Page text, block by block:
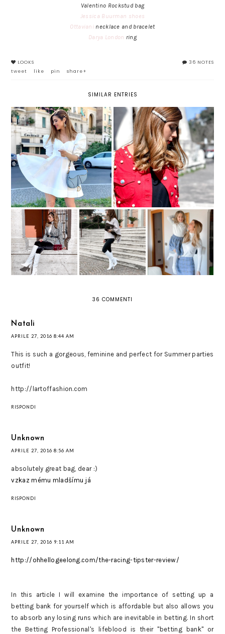
Valentino Rockstud bag
Jessica Buurman shoes
Ottaviani necklace and bracelet
Darya London ring
36 NOTES
LOOKS
tweet
like pin share+
SIMILAR ENTRIES
TREND ALERT: LE MANICHE A
PALLONCINO TORNANO A
FARCI SOGNARE CON IL LORO
VOLUME
FERMAGLI PER CAPELLI:
SPOPOLA IL TREND DELLE HAIR
CLIP
STIVALI BIANCHI:
TUTTO QUELLO CHE
DEVI SAPERE SU
QUESTO TREND
PONCHO A COLLO
ALTO: MUST HAVE
INVERNALE
MINISTAR WEARS
THE FAMILY -
VESTITI
COORDINATI
MAMMA E FIGLI
36 COMMENTI
Natali
APRILE 27, 2016 8:44 AM
This is such a gorgeous, feminine and perfect for Summer parties
outfit!
http://lartoffashion.com
RISPONDI
Unknown
APRILE 27, 2016 8:56 AM
absolutely great bag, dear :)
vzkaz mému mladšímu já
RISPONDI
Unknown
APRILE 27, 2016 9:11 AM
http://ohhellogeelong.com/the-racing-tipster-review/
In this article I will examine the importance of setting up a
betting bank for yourself which is affordable but also allows you
to absorb any losing runs which are inevitable in betting. In short
the Betting Professional's lifeblood is their "betting bank" or